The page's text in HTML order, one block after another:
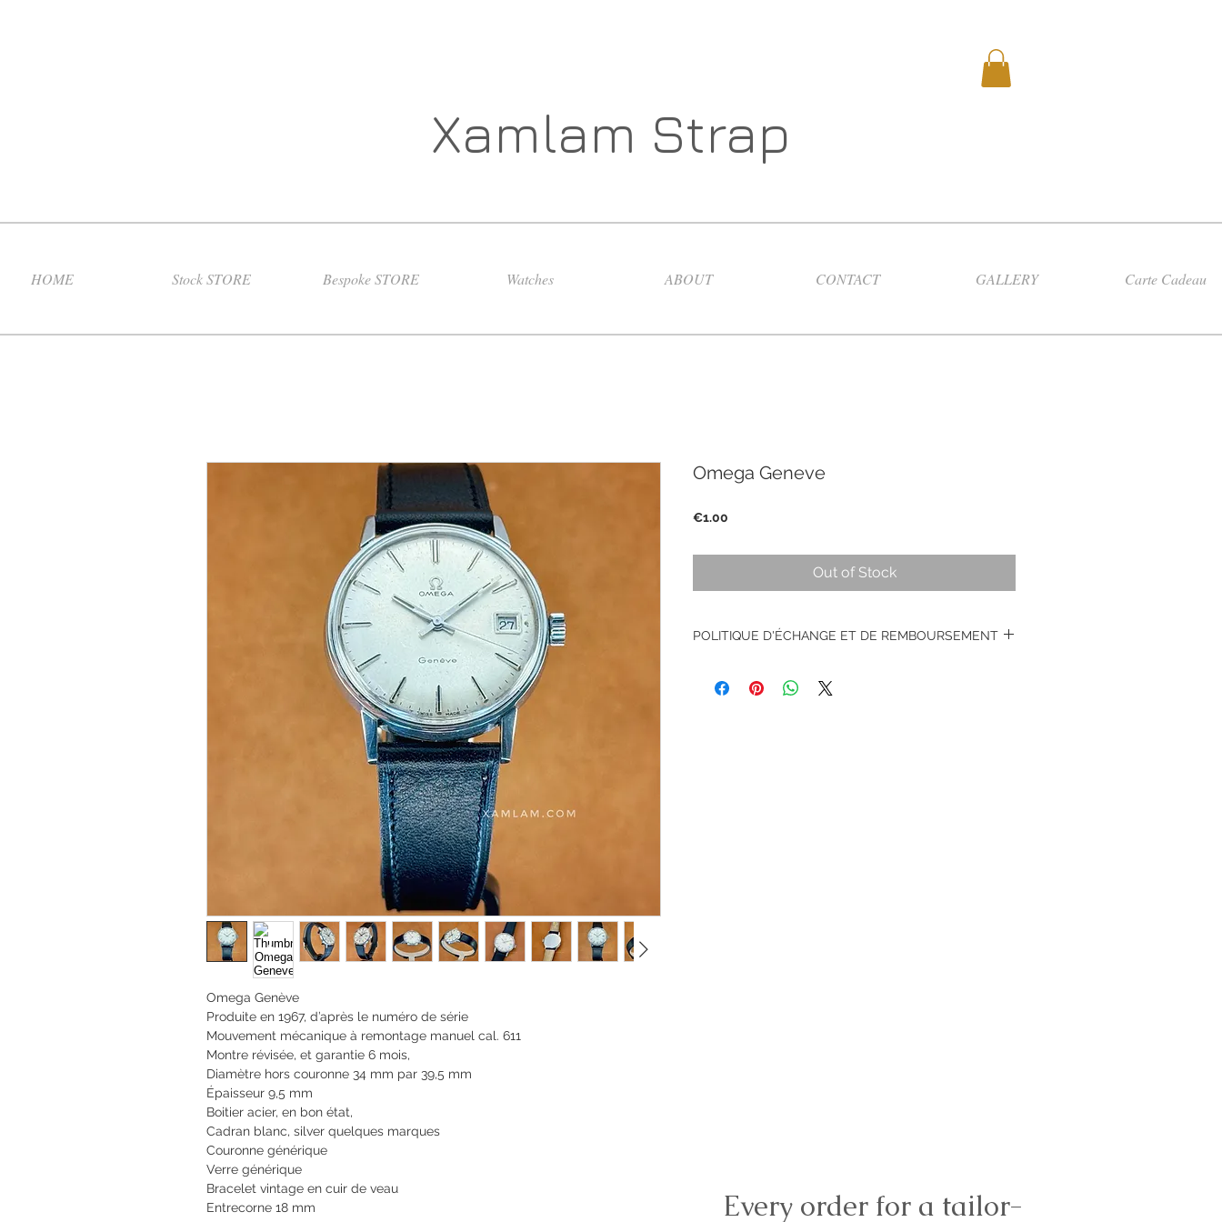
Xamlam Strap
HOME Stock STORE Bespoke STORE Watches ABOUT CONTACT GALLERY Carte Cadeau
Omega Genève
Produite en 1967, d’après le numéro de série
Mouvement mécanique à remontage manuel cal. 611
Montre révisée, et garantie 6 mois,
Diamètre hors couronne 34 mm par 39,5 mm
Épaisseur 9,5 mm
Boitier acier, en bon état,
Cadran blanc, silver quelques marques
Couronne générique
Verre générique
Bracelet vintage en cuir de veau
Entrecorne 18 mm
Omega Geneve
€1.00
Out of Stock
POLITIQUE D'ÉCHANGE ET DE REMBOURSEMENT
Every order for a tailor-